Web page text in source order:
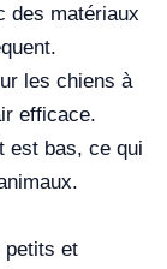
des matériaux
les chiens à
efficace.
est bas, ce qui
petits et